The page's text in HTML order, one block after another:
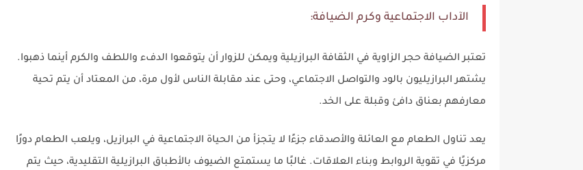
الآداب الاجتماعية وكرم الضيافة:
تعتبر الضيافة حجر الزاوية في الثقافة البرازيلية ويمكن للزوار أن يتوقعوا الدفء واللطف والكرم أينما ذهبوا.
يشتهر البرازيليون بالود والتواصل الاجتماعي، وحتى عند مقابلة الناس لأول مرة، من المعتاد أن يتم تحية
معارفهم بعناق دافئ وقبلة على الخد.
يعد تناول الطعام مع العائلة والأصدقاء جزءًا لا يتجزأ من الحياة الاجتماعية في البرازيل، ويلعب الطعام دورًا
مركزيًا في تقوية الروابط وبناء العلاقات. غالبًا ما يستمتع الضيوف بالأطباق البرازيلية التقليدية، حيث يتم